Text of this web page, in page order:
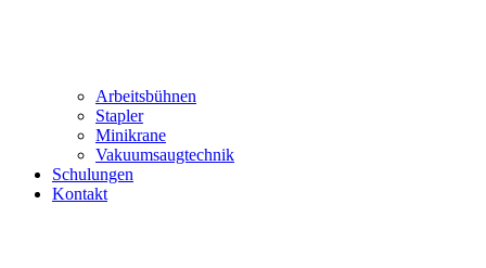
Arbeitsbühnen
Stapler
Minikrane
Vakuumsaugtechnik
Schulungen
Kontakt